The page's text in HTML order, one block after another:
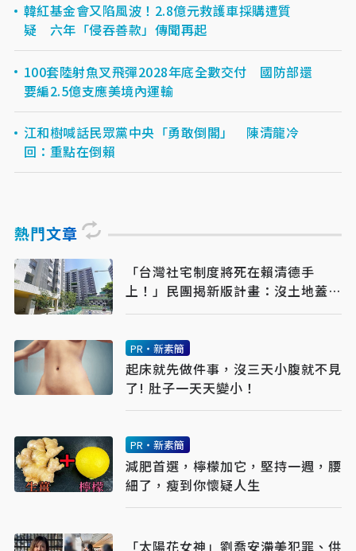
韓紅基金會又陷風波！2.8億元救護車採購遭質
疑 六年「侵吞善款」傳聞再起
100套陸射魚叉飛彈2028年底全數交付 國防部還
要編2.5億支應美境內運輸
江和樹喊話民眾黨中央「勇敢倒閣」 陳清龍冷
回：重點在倒賴
熱門文章
「台灣社宅制度將死在賴清德手
上！」民團揭新版計畫：沒土地蓋社
宅是藉口
PR・新素簡
起床就先做件事，沒三天小腹就不見
了! 肚子一天天變小！
PR・新素簡
減肥首選，檸檬加它，堅持一週，腰
細了，瘦到你懷疑人生
「太陽花女神」劉喬安滯美犯罪、供